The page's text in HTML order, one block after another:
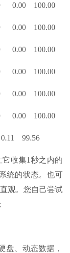
0.00 100.00
0.00 100.00
0.00 100.00
0.00 100.00
0.00 100.00
0.00 100.00
99.56
它收集1秒之内的
统的状态。也可
观。您自己尝试
盘、动态数据，